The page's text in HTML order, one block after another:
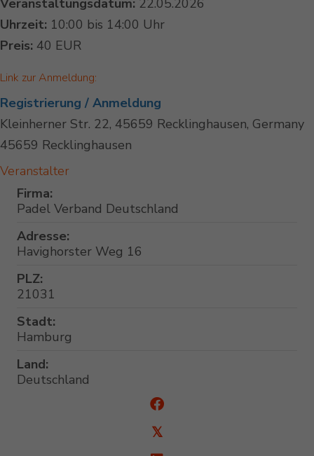
Veranstaltungsdatum: 22.05.2026
Uhrzeit: 10:00 bis 14:00 Uhr
Preis: 40 EUR
Link zur Anmeldung:
Registrierung / Anmeldung
Kleinherner Str. 22, 45659 Recklinghausen, Germany
45659 Recklinghausen
Veranstalter
Firma:
Padel Verband Deutschland
Adresse:
Havighorster Weg 16
PLZ:
21031
Stadt:
Hamburg
Land:
Deutschland
𝕏